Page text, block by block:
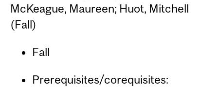
McKeague, Maureen; Huot, Mitchell
(Fall)
Fall
Prerequisites/corequisites: